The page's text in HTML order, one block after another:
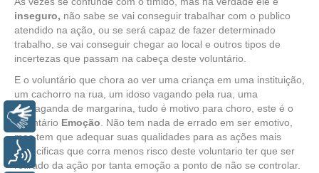
inseguro, não sabe se vai conseguir trabalhar com o publico
atendido na ação, ou se será capaz de fazer determinado
trabalho, se vai conseguir chegar ao local e outros tipos de
incertezas que passam na cabeça deste voluntário.
E o voluntário que chora ao ver uma criança em uma instituição,
um cachorro na rua, um idoso vagando pela rua, uma
propaganda de margarina, tudo é motivo para choro, este é o
voluntário Emoção . Não tem nada de errado em ser emotivo,
mas tem que adequar suas qualidades para as ações mais
especificas que corra menos risco deste voluntario ter que ser
retirado da ação por tanta emoção a ponto de não se controlar.
Libras
Voz